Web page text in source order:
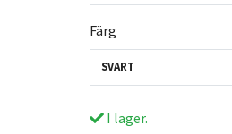
Färg
SVART
I lager.